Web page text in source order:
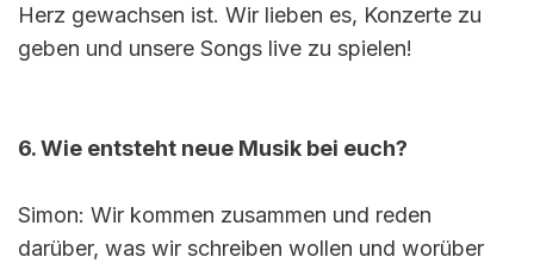
Herz gewachsen ist. Wir lieben es, Konzerte zu
geben und unsere Songs live zu spielen!
6. Wie entsteht neue Musik bei euch?
Simon: Wir kommen zusammen und reden
darüber, was wir schreiben wollen und worüber